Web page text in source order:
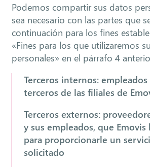
Podemos compartir sus datos
sea necesario con las partes que
continuación para los fines
«Fines para los que utilizaremos
personales» en el párrafo 4
Terceros internos: empleados
terceros de las filiales de
Terceros externos:
y sus empleados, que Emovis
para proporcionarle un
solicitado